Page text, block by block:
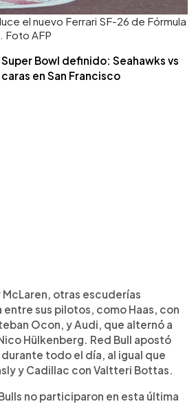
el nuevo Ferrari SF-26 de Fórmula
Foto AFP
Super Bowl definido: Seahawks vs
en San Francisco
otras escuderías
sus pilotos, como Haas, con
Ocon, y Audi, que alternó a
Hülkenberg. Red Bull apostó
todo el día, al igual que
y Cadillac con Valtteri Bottas.
no participaron en esta última